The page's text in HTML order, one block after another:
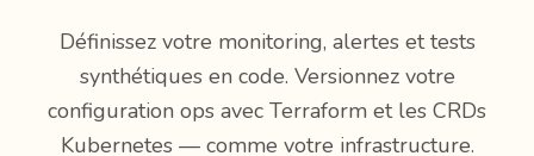
Définissez votre monitoring, alertes et tests
synthétiques en code. Versionnez votre
configuration ops avec Terraform et les CRDs
Kubernetes — comme votre infrastructure.